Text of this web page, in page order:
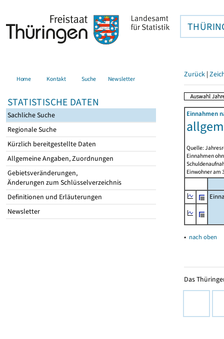
Home Kontakt Suche Newsletter
STATISTISCHE DATEN
Sachliche Suche
Regionale Suche
Kürzlich bereitgestellte Daten
Allgemeine Angaben, Zuordnungen
Gebietsveränderungen,
Änderungen zum Schlüsselverzeichnis
Definitionen und Erläuterungen
Newsletter
Zurück |
Einnahmen
Quelle:
Einnahmen
Einwohner am
▴ nach oben
Das